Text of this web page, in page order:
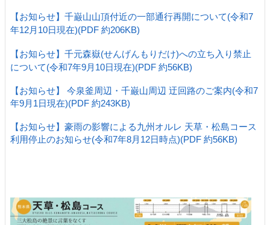
【お知らせ】千巌山山頂付近の一部通行再開について(令和7
年12月10日現在)(PDF 約206KB)
【お知らせ】千元森嶽(せんげんもりだけ)への立ち入り禁止
について(令和7年9月10日現在)(PDF 約56KB)
【お知らせ】 今泉釜周辺・千巌山周辺 迂回路のご案内(令和7
年9月1日現在)(PDF 約243KB)
【お知らせ】豪雨の影響による九州オルレ 天草・松島コース
利用停止のお知らせ(令和7年8月12日時点)(PDF 約56KB)